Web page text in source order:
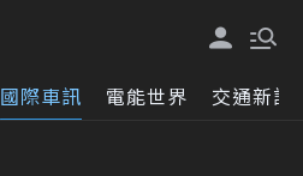
國際車訊 電能世界 交通新訊